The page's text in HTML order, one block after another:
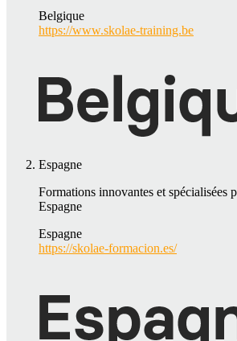
Belgique
https://www.skolae-training.be
Espagne
Formations innovantes et spécialisées
Espagne
Espagne
https://skolae-formacion.es/